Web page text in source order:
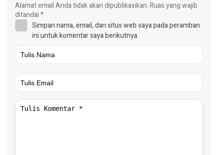
Alamat email Anda tidak akan dipublikasikan.Ruas yang wajib
ditandai*
Simpan nama, email, dan situs web saya pada peramban
ini untuk komentar saya berikutnya.